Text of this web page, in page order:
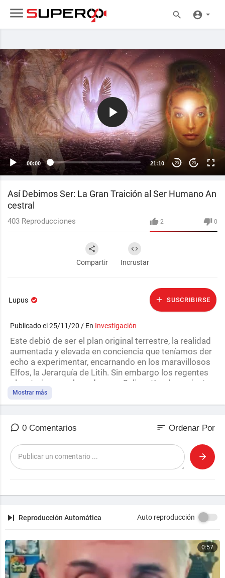
00:00 21:10 20 20
Así Debimos Ser: La Gran Traición al Ser Humano An
cestral
2 0
403 Reproducciones
Compartir Incrustar
Lupus SUSCRIBIRSE
Publicado el 25/11/20 / En Investigación
Este debió de ser el plan original terrestre, la realidad
aumentada y elevada en conciencia que teníamos der
echo a experimentar, encarnando en los maravillosos
Elfos, la Jerarquía de Litih. Sin embargo los regentes
planetarios encabezados por Caligastía, el gran instru
ctor, perpetraron la gran traición al ser humano ancest
ral.Saga Proyecto Tierra XVII.
Mostrar más
0 Comentarios sort Ordenar Por
Reproducción Automática Auto reproducción
0:57